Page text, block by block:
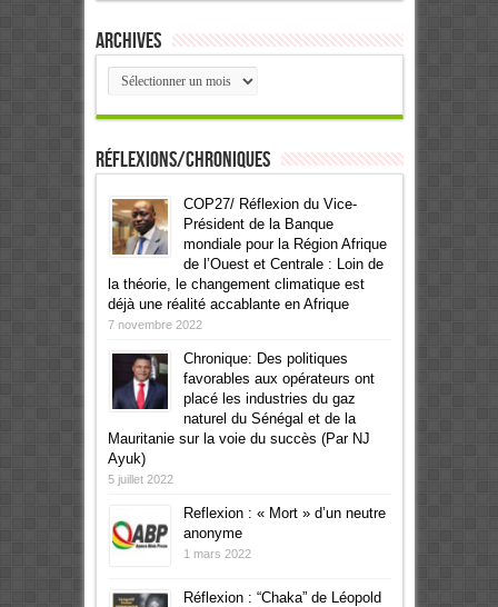
Archives
Archives
Réflexions/Chroniques
COP27/ Réflexion du Vice-
Président de la Banque
mondiale pour la Région Afrique
de l’Ouest et Centrale : Loin de
la théorie, le changement climatique est
déjà une réalité accablante en Afrique
7 novembre 2022
Chronique: Des politiques
favorables aux opérateurs ont
placé les industries du gaz
naturel du Sénégal et de la
Mauritanie sur la voie du succès (Par NJ
Ayuk)
5 juillet 2022
Reflexion : « Mort » d’un neutre
anonyme
1 mars 2022
Réflexion : “Chaka” de Léopold